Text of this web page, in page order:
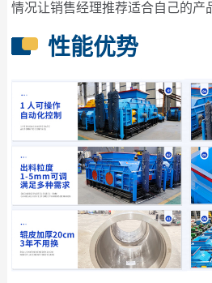
情况让销售经理推荐适合自己的产
性能优势